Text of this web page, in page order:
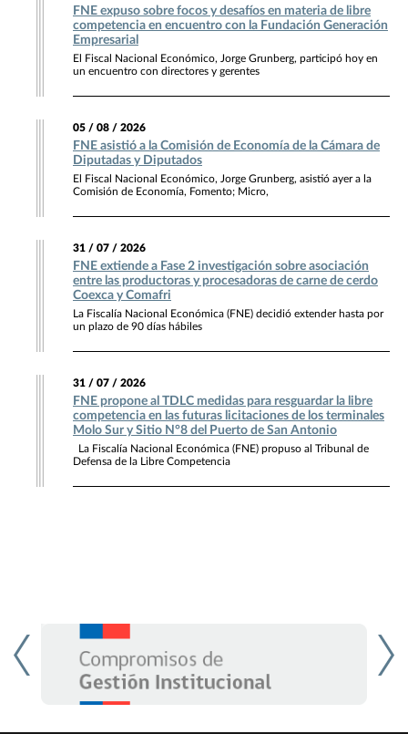
FNE expuso sobre focos y desafíos en materia de libre
competencia en encuentro con la Fundación Generación
Empresarial
El Fiscal Nacional Económico, Jorge Grunberg, participó hoy en
un encuentro con directores y gerentes
05 / 08 / 2026
FNE asistió a la Comisión de Economía de la Cámara de
Diputadas y Diputados
El Fiscal Nacional Económico, Jorge Grunberg, asistió ayer a la
Comisión de Economía, Fomento; Micro,
31 / 07 / 2026
FNE extiende a Fase 2 investigación sobre asociación
entre las productoras y procesadoras de carne de cerdo
Coexca y Comafri
La Fiscalía Nacional Económica (FNE) decidió extender hasta por
un plazo de 90 días hábiles
31 / 07 / 2026
FNE propone al TDLC medidas para resguardar la libre
competencia en las futuras licitaciones de los terminales
Molo Sur y Sitio N°8 del Puerto de San Antonio
La Fiscalía Nacional Económica (FNE) propuso al Tribunal de
Defensa de la Libre Competencia